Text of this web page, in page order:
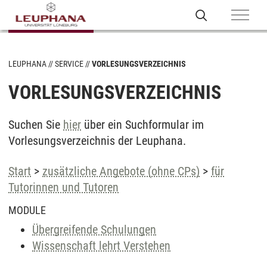
LEUPHANA SERVICE VORLESUNGSVERZEICHNIS
VORLESUNGSVERZEICHNIS
Suchen Sie hier über ein Suchformular im
Vorlesungsverzeichnis der Leuphana.
Start > zusätzliche Angebote (ohne CPs) > für
Tutorinnen und Tutoren
MODULE
Übergreifende Schulungen
Wissenschaft lehrt Verstehen